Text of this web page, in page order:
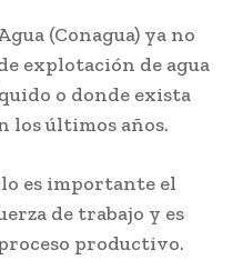
(Conagua) ya no
explotación de agua
o donde exista
los últimos años.
es importante el
de trabajo y es
productivo.